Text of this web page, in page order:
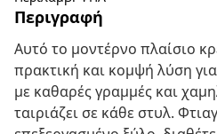
Περιγραφή
Αυτό το μοντέρνο πλαίσιο
πρακτική και κομψή λύση
με καθαρές γραμμές και
ταιριάζει σε κάθε στυλ.